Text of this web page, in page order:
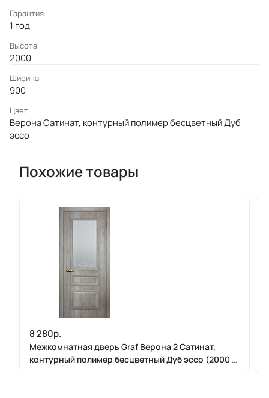
Гарантия
1 год
Высота
2000
Ширина
900
Цвет
Верона Сатинат, контурный полимер бесцветный Дуб
эссо
Похожие товары
8 280р.
Межкомнатная дверь Graf Верона 2 Сатинат,
контурный полимер бесцветный Дуб эссо (2000 х